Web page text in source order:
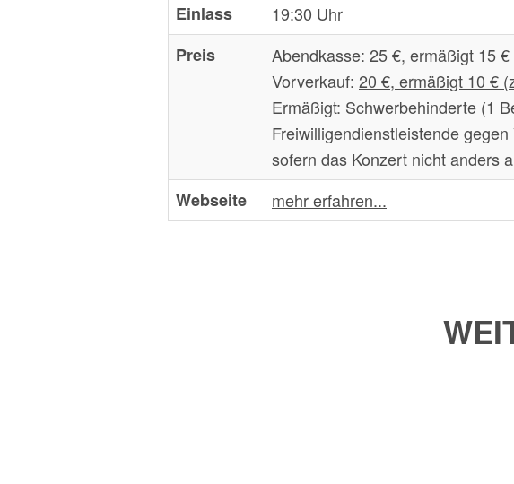
Einlass
19:30 Uhr
Preis
Abendkasse: 25 €, ermäßigt 15 €
Vorverkauf: 20 €, ermäßigt 10 €
Ermäßigt: Schwerbehinderte (1
Freiwilligendienstleistende
sofern das Konzert nicht anders
Webseite
mehr erfahren...